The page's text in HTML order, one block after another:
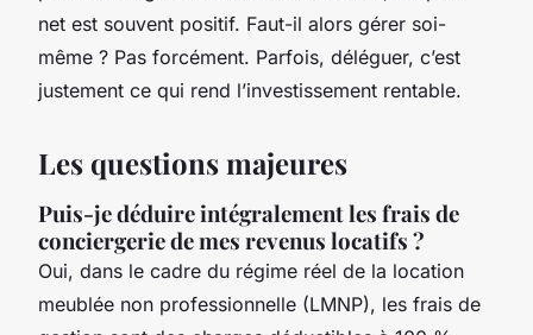
net est souvent positif. Faut-il alors gérer soi-
même ? Pas forcément. Parfois, déléguer, c’est
justement ce qui rend l’investissement rentable.
Les questions majeures
Puis-je déduire intégralement les frais de
conciergerie de mes revenus locatifs ?
Oui, dans le cadre du régime réel de la location
meublée non professionnelle (LMNP), les frais de